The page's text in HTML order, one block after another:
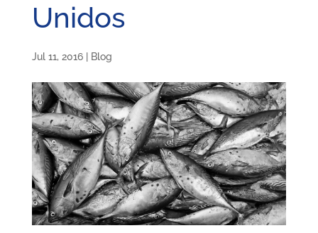
Unidos
Jul 11, 2016| Blog